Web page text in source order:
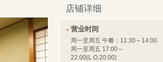
店铺详细
营业时间
周一至周五 午餐：11:30～14:00
周一至周五 17:00～
22:00(L.O.20:00)